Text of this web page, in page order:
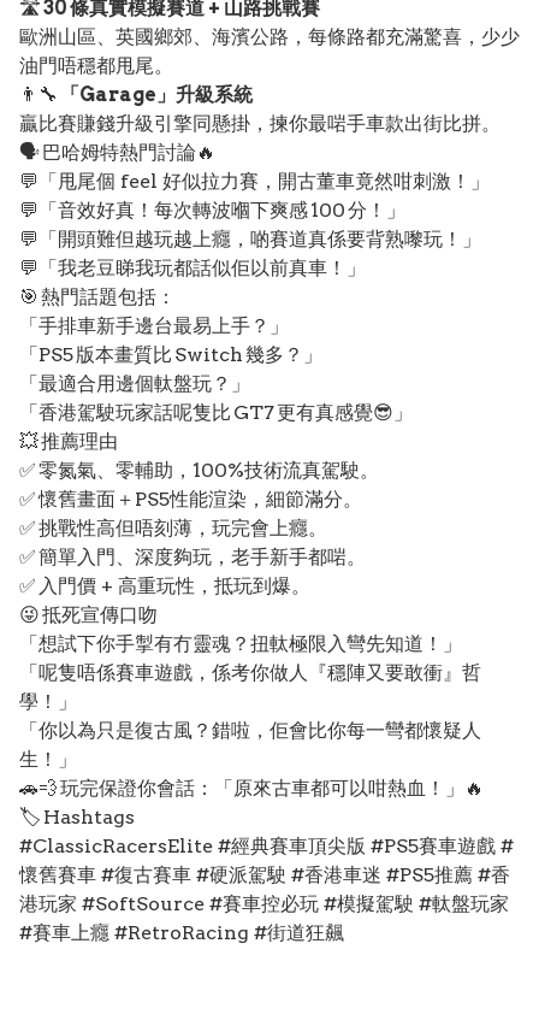
🛣️30 條真實模擬賽道 + 山路挑戰賽
歐洲山區、英國鄉郊、海濱公路，每條路都充滿驚喜，少少
油門唔穩都甩尾。
👨‍🔧
「Garage」升級系統
贏比賽賺錢升級引擎同懸掛，揀你最啱手車款出街比拼。
🗣️ 巴哈姆特熱門討論🔥
💬「甩尾個 feel 好似拉力賽，開古董車竟然咁刺激！」
💬「音效好真！每次轉波嗰下爽感 100 分！」
💬「開頭難但越玩越上癮，啲賽道真係要背熟嚟玩！」
💬「我老豆睇我玩都話似佢以前真車！」
🎯 熱門話題包括：
「手排車新手邊台最易上手？」
「PS5 版本畫質比 Switch 幾多？」
「最適合用邊個軚盤玩？」
「香港駕駛玩家話呢隻比 GT7 更有真感覺😎」
💥 推薦理由
✅ 零氮氣、零輔助，100%技術流真駕駛。
✅ 懷舊畫面＋PS5性能渲染，細節滿分。
✅ 挑戰性高但唔刻薄，玩完會上癮。
✅ 簡單入門、深度夠玩，老手新手都啱。
✅ 入門價 + 高重玩性，抵玩到爆。
😜 抵死宣傳口吻
「想試下你手掣有冇靈魂？扭軚極限入彎先知道！」
「呢隻唔係賽車遊戲，係考你做人『穩陣又要敢衝』哲
學！」
「你以為只是復古風？錯啦，佢會比你每一彎都懷疑人
生！」
🚗💨 玩完保證你會話：「原來古車都可以咁熱血！」🔥
🏷️ Hashtags
#ClassicRacersElite #經典賽車頂尖版 #PS5賽車遊戲 #
懷舊賽車 #復古賽車 #硬派駕駛 #香港車迷 #PS5推薦 #香
港玩家 #SoftSource #賽車控必玩 #模擬駕駛 #軚盤玩家
#賽車上癮 #RetroRacing #街道狂飆